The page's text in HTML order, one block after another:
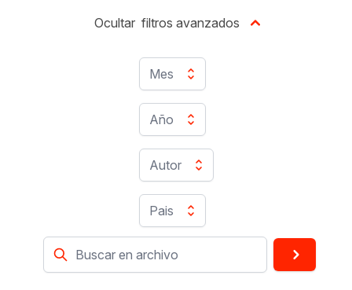
Mes
Año
Autor
Pais
Ocultar filtros avanzados